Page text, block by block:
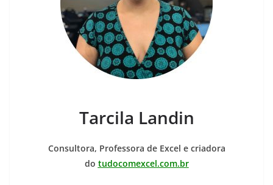
Tarcila Landin
Consultora, Professora de Excel e criadora
do tudocomexcel.com.br